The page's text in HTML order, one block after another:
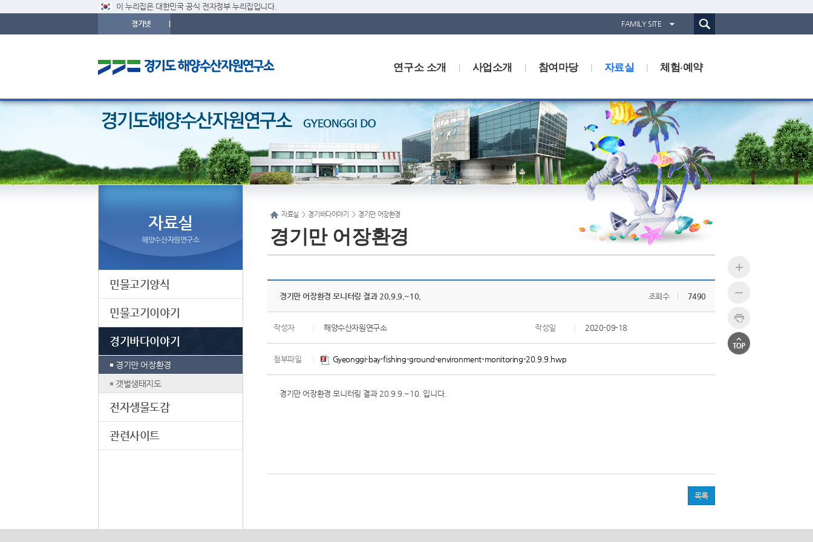
이 누리집은 대한민국 공식 전자정부 누리집입니다.
경기넷 FAMILY SITE
경기도동물위생시험소
경기해양수산자원연구소
통합검색(웹)
체험·예약
자료실
참여마당
사업소개
연구소 소개
자료실 > 경기바다이야기 > 경기만 어장환경
경기만 어장환경
경기만 어장환경 모니터링 결과 20.9.9.~10. 조회수 7490
작성자 해양수산자원연구소 작성일 2020-09-18
첨부파일 Gyeonggi-bay-fishing-ground-environment-monitoring-20.9.9.hwp
경기만 어장환경 모니터링 결과 20.9.9.~10. 입니다.
목록
해양수산자원연구소
자료실
민물고기양식
민물고기이야기
경기바다이야기
경기만 어장환경
갯벌생태지도
전자생물도감
관련사이트